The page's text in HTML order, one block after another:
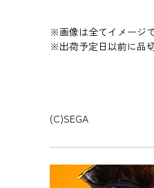
※画像は全てイメージ
※出荷予定日以前に品
(C)SEGA